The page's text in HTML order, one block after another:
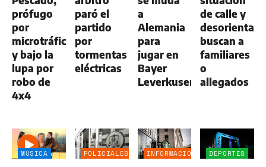
prófugo
por
microtráfico
y bajo la
lupa por
robo de
4x4
paró el
partido
por
tormentas
eléctricas
a
Alemania
para
jugar en
Bayer
Leverkusen
de calle y
buscan a
familiares
o
allegados
MÚSICA POLICIALES
INFORMACIÓN
DEPORTES